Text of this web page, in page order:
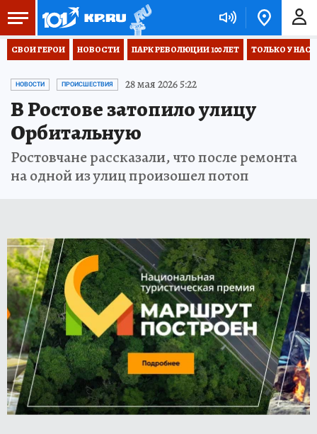
СВОИ ГЕРОИ НОВОСТИ ПАРК РЕВОЛЮЦИИ 100 ЛЕТ ТОЛЬКО У НАС
НОВОСТИ ПРОИСШЕСТВИЯ 28 мая 2026 5:22
В Ростове затопило улицу
Орбитальную
Ростовчане рассказали, что после ремонта
на одной из улиц произошел потоп